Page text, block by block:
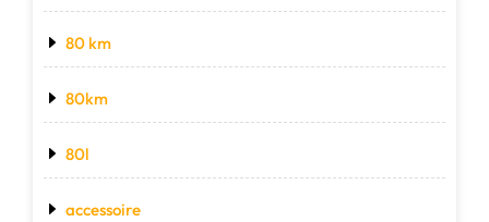
80 km
80km
80l
accessoire